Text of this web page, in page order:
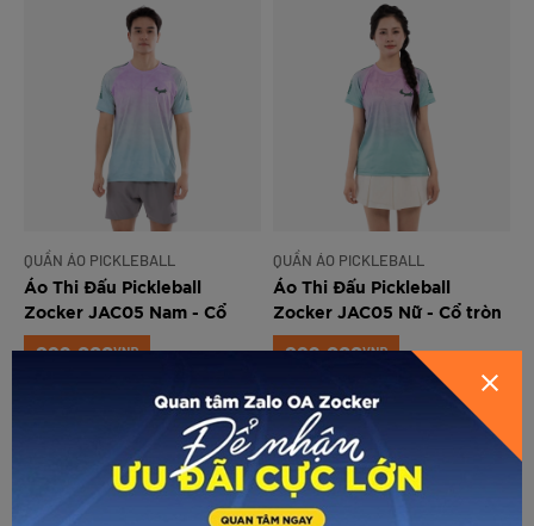
QUẦN ÁO PICKLEBALL
Áo Thi Đấu Pickleball
Zocker JAC05 Nam - Cổ
tròn - Tím
289.000VNĐ
QUẦN ÁO PICKLEBALL
Áo Thi Đấu Pickleball
Zocker JAC05 Nữ - Cổ tròn
- Tím
289.000VNĐ
GỬI THÔNG TIN ĐỂ ZOCKER TƯ
VẤN CHO BẠN